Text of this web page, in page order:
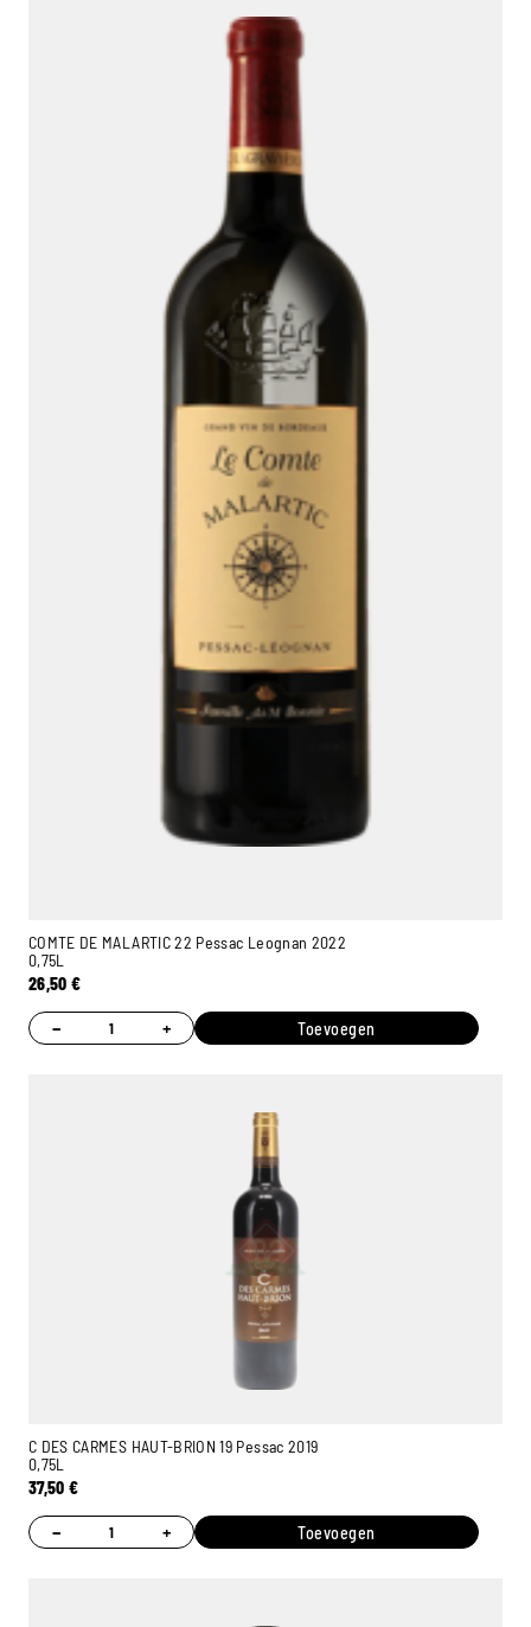
COMTE DE MALARTIC 22 Pessac Leognan 2022
0,75L
26,50€
− + Toevoegen
C DES CARMES HAUT-BRION 19 Pessac 2019
0,75L
37,50€
− + Toevoegen